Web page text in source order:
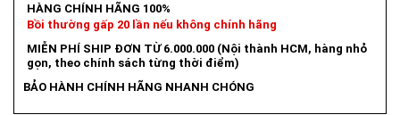
HÀNG CHÍNH HÃNG 100%
Bồi thường gấp 20 lần nếu không chính hãng
MIỄN PHÍ SHIP ĐƠN TỪ 6.000.000 (Nội thành HCM, hàng nhỏ
gọn, theo chính sách từng thời điểm)
BẢO HÀNH CHÍNH HÃNG NHANH CHÓNG